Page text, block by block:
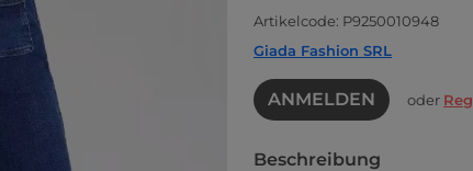
Artikelcode: P9250010948
Giada Fashion SRL
ANMELDEN oder
Beschreibung